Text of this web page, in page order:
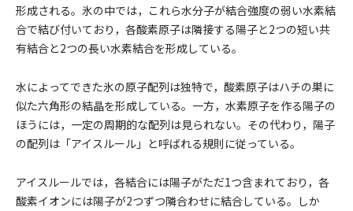
形成される。氷の中では，これら水分子が結合強度の弱い水素結
合で結び付いており，各酸素原子は隣接する陽子と2つの短い共
有結合と2つの長い水素結合を形成している。
水によってできた氷の原子配列は独特で，酸素原子はハチの巣に
似た六角形の結晶を形成している。一方，水素原子を作る陽子の
ほうには，一定の周期的な配列は見られない。その代わり，陽子
の配列は「アイスルール」と呼ばれる規則に従っている。
アイスルールでは，各結合には陽子がただ1つ含まれており，各
酸素イオンには陽子が2つずつ隣合わせに結合している。しか